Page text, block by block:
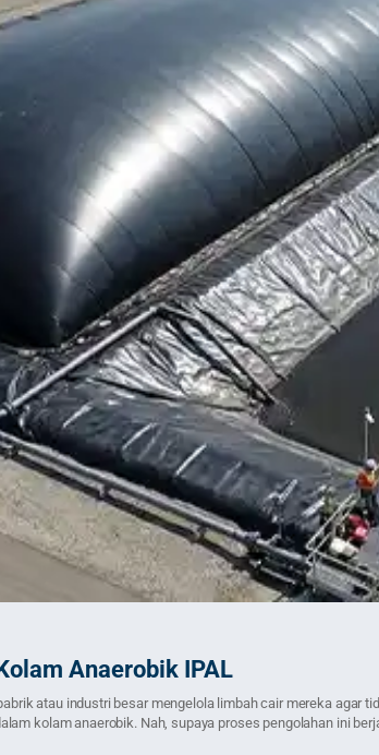
Anaerobik IPAL
atau industri besar mengelola limbah cair mereka
kolam anaerobik. Nah, supaya proses pengolahan ini